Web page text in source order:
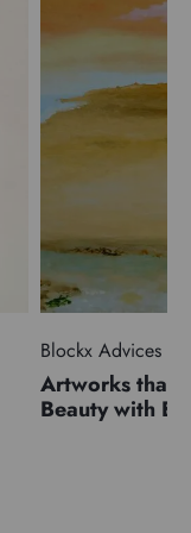
Blockx Advices
Artworks that
Beauty with